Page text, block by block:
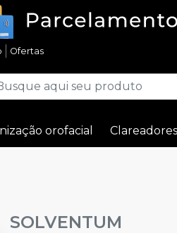
Ofertas
orofacial Clareadores
SOLVENTUM